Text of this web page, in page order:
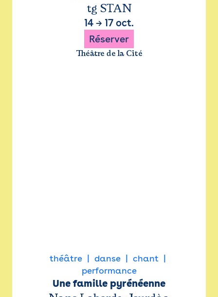
tg STAN
14 → 17 oct.
Réserver
Théâtre de la Cité
théâtre danse
chant
performance
Une famille pyrénéenne